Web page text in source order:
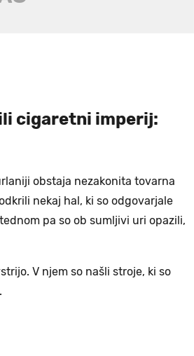
cigaretni imperij:
obstaja nezakonita tovarna
nekaj hal, ki so odgovarjale
pa so ob sumljivi uri opazili,
V njem so našli stroje, ki so